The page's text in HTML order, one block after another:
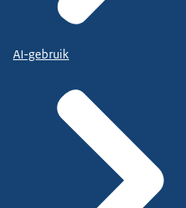
AI-gebruik